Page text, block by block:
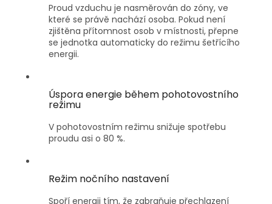
Proud vzduchu je nasměrován do zóny, ve
které se právě nachází osoba. Pokud není
zjištěna přítomnost osob v místnosti, přepne
se jednotka automaticky do režimu šetřícího
energii.
Úspora energie během pohotovostního
režimu
V pohotovostním režimu snižuje spotřebu
proudu asi o 80 %.
Režim nočního nastavení
Spoří energii tím, že zabraňuje přechlazení